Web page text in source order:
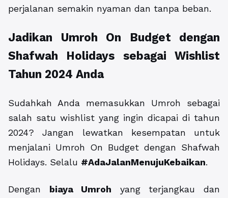
perjalanan semakin nyaman dan tanpa beban.
Jadikan Umroh On Budget dengan
Shafwah Holidays sebagai Wishlist
Tahun 2024 Anda
Sudahkah Anda memasukkan Umroh sebagai
salah satu wishlist yang ingin dicapai di tahun
2024? Jangan lewatkan kesempatan untuk
menjalani Umroh On Budget dengan Shafwah
Holidays. Selalu #AdaJalanMenujuKebaikan.
Dengan biaya Umroh yang terjangkau dan